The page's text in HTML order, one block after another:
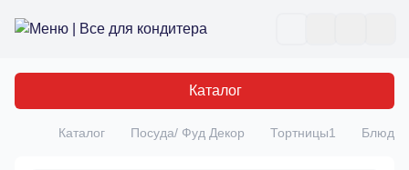
Все для кондитера
Каталог
Главная
Каталог Посуда/ Фуд Декор Тортницы1 Блюдо